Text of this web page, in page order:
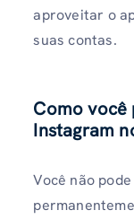
aproveitar o
suas contas.
Como você
Instagram
Você não